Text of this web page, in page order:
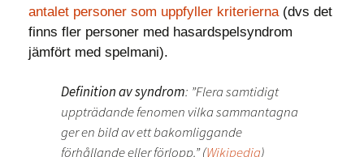
antalet personer som uppfyller kriterierna (dvs det
finns fler personer med hasardspelsyndrom
jämfört med spelmani).
Definition av syndrom: ”Flera samtidigt
uppträdande fenomen vilka sammantagna
ger en bild av ett bakomliggande
förhållande eller förlopp.” (Wikipedia)